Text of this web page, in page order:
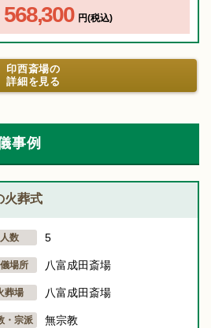
568,300 円(税込)
印西斎場の
詳細を見る
事例
火葬式
人数 5
場所 八富成田斎場
葬場 八富成田斎場
・宗派 無宗教